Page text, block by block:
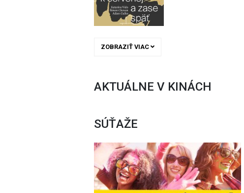
ZOBRAZIŤ VIAC
AKTUÁLNE V KINÁCH
SÚŤAŽE